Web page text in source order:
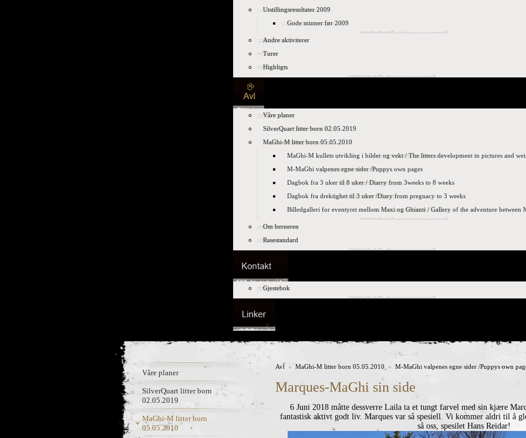
Utstillingsresultater 2009
Gode minner før 2009
Andre aktiviterer
Turer
Highligts
Våre planer
SilverQuart litter born 02.05.2019
MaGhi-M litter born 05.05.2010
MaGhi-M kullets utvikling i bilder og vekt / The litters development in pictures and
M-MaGhi valpenes egne sider /Puppys own pages
Dagbok fra 3 uker til 8 uker / Diarry from 3weeks to 8 weeks
Dagbok fra drektighet til 3 uker /Diary from pregnacy to 3 weeks
Billedgalleri for eventyret mellom Maxi og Ghianti / Gallery of the adventure between
Om berneren
Rasestandard
Gjestebok
Våre planer
SilverQuart litter born
02.05.2019
MaGhi-M litter born
05.05.2010
Avl MaGhi-M litter born 05.05.2010 M-MaGhi valpenes egne sider /Puppys own
Marques-MaGhi sin side
6 Juni 2018 måtte dessverre Laila ta et tungt farvel med sin kjære
fantastisk aktivt godt liv. Marques var så spesiell. Vi kommer aldri til å
så oss, spesilet Hans Reidar!